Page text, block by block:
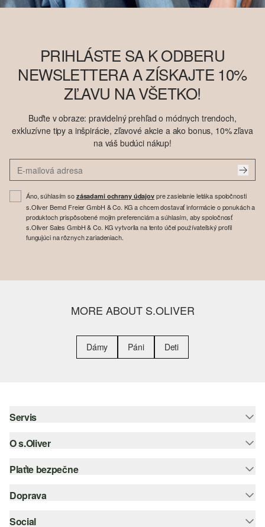
PRIHLÁSTE SA K ODBERU
NEWSLETTERA A ZÍSKAJTE 10%
ZĽAVU NA VŠETKO!
Buďte v obraze: pravidelný prehľad o módnych trendoch,
exkluzívne tipy a inšpirácie, zľavové akcie a ako bonus, 10% zľava
na váš budúci nákup!
Áno, súhlasím so zásadami ochrany údajovpre zasielanie letáka spoločnosti
s.Oliver Bernd Freier GmbH & Co. KG a chcem dostavať informácie o ponukách a
produktoch prispôsobené mojim preferenciám a súhlasím, aby spoločnosť
s.Oliver Sales GmbH & Co. KG vytvorila na tento účel používateľský profil
fungujúci na rôznych zariadeniach.
MORE ABOUT S.OLIVER
Dámy Páni Deti
Servis
Pomoc a FAQ
Nápoveda k veľkostiam
O s.Oliver
Leták
s.Oliver Group
Plaťte bezpečne
Kreditná karta
PayPal
Doprava
Slovenská pošta
Social